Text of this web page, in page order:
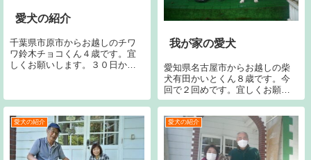
愛犬の紹介
千葉県市原市からお越しのチワ
ワ鈴木チョコくん４歳です。宜
しくお願いします。３０日から
ーラちゃん８歳です。今回で１
１回目です。宜しくお願いしま
す。左のラブラドールはジャン
ヌです。
我が家の愛犬
愛知県名古屋市からお越しの柴
犬有田かいとくん８歳です。今
回で２回めです。宜しくお願い
します。
愛犬の紹介 愛犬の紹介